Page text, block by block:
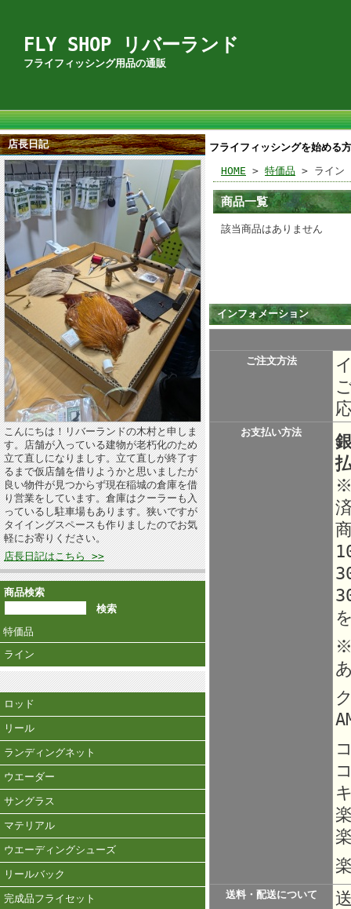
FLY SHOP リバーランド
フライフィッシング用品の通販
店長日記
こんにちは！リバーランドの木村と申しま
す。店舗が入っている建物が老朽化のため
立て直しになりましす。立て直しが終了す
るまで仮店舗を借りようかと思いましたが
良い物件が見つからず現在稲城の倉庫を借
り営業をしています。倉庫はクーラーも入
っているし駐車場もあります。狭いですが
タイイングスペースも作りましたのでお気
軽にお寄りください。
店長日記はこちら >>
商品検索
特価品
ライン
ロッド
リール
ランディングネット
ウエーダー
サングラス
マテリアル
ウエーディングシューズ
リールバック
完成品フライセット
フライフィッシングを始める
HOME > 特価品 > ライン
商品一覧
該当商品はありません
インフォメーション
ご注文方法
お支払い方法
送料・配送について